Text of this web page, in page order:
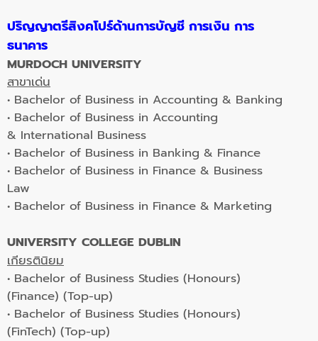
ปริญญาตรีสิงคโปร์ด้านการบัญชี การเงิน การ
ธนาคาร
MURDOCH UNIVERSITY
สาขาเด่น
• Bachelor of Business in Accounting & Banking
• Bachelor of Business in Accounting
& International Business
• Bachelor of Business in Banking & Finance
• Bachelor of Business in Finance & Business
Law
• Bachelor of Business in Finance & Marketing
UNIVERSITY COLLEGE DUBLIN
เกียรตินิยม
• Bachelor of Business Studies (Honours)
(Finance) (Top-up)
• Bachelor of Business Studies (Honours)
(FinTech) (Top-up)